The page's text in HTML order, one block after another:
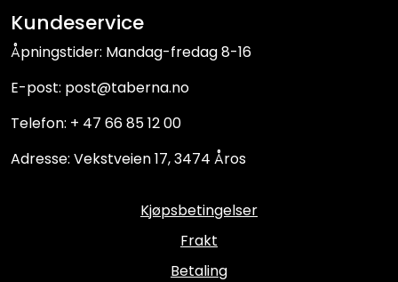
Kundeservice
Åpningstider: Mandag-fredag 8-16
E-post: post@taberna.no
Telefon: + 47 66 85 12 00
Adresse: Vekstveien 17, 3474 Åros
Kjøpsbetingelser
Frakt
Betaling